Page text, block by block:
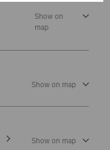
Show on
map
Show on map
Show on map